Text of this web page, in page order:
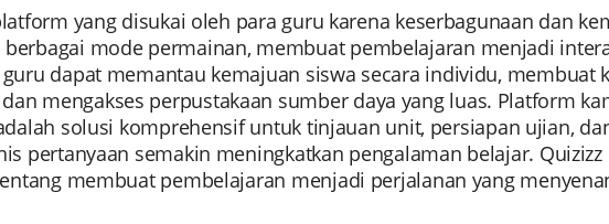
yang disukai oleh para guru karena keserbagunaan dan
mode permainan, membuat pembelajaran menjadi
guru dapat memantau kemajuan siswa secara individu, membuat
mengakses perpustakaan sumber daya yang luas. Platform
solusi komprehensif untuk tinjauan unit, persiapan ujian,
pertanyaan semakin meningkatkan pengalaman belajar.
membuat pembelajaran menjadi perjalanan yang